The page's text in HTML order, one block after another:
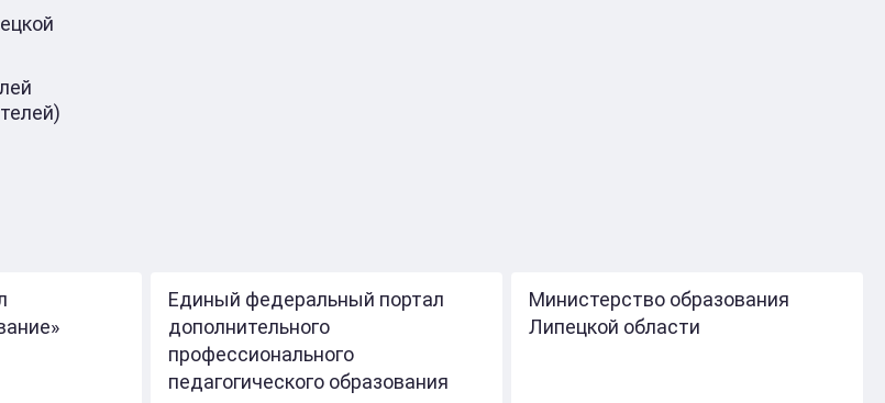
Единый федеральный портал
дополнительного
профессионального
педагогического образования
Министерство образования
Липецкой области